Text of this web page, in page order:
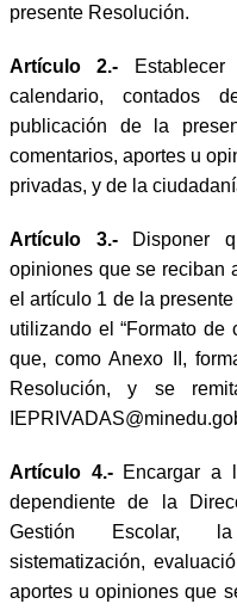
presente Resolución.
Artículo 2.-
calendario, contados
publicación de la
comentarios, aportes u
privadas, y de la
Artículo 3.-
Disponer
opiniones que se reciban
el artículo 1 de la
utilizando el “Formato de
que, como Anexo II,
Resolución, y se
Artículo 4.- Encargar a
dependiente de la
Gestión Escolar, la
sistematización,
aportes u opiniones que